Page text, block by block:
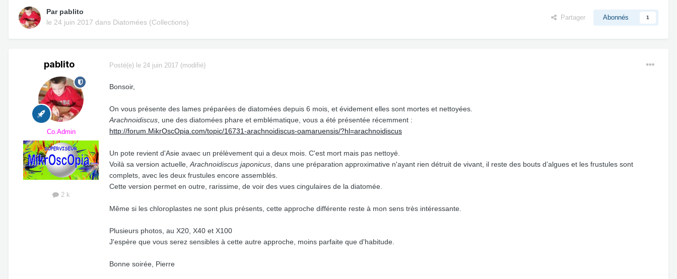
Par pablito
le 24 juin 2017 dans Diatomées (Collections)
Partager Abonnés 1
pablito
Co.Admin
2 k
Posté(e) le 24 juin 2017 (modifié)
Bonsoir,
On vous présente des lames préparées de diatomées depuis 6 mois, et évidement elles sont mortes et nettoyées.
Arachnoidiscus , une des diatomées phare et emblématique, vous a été présentée récemment :
http://forum.MikrOscOpia.com/topic/16731-arachnoidiscus-oamaruensis/?hl=arachnoidiscus
Un pote revient d'Asie avaec un prélèvement qui a deux mois. C'est mort mais pas nettoyé.
Voilà sa version actuelle, Arachnoidiscus japonicus , dans une préparation approximative n'ayant rien détruit de vivant, il reste des bouts d’algues et les frustules sont
complets, avec les deux frustules encore assemblés.
Cette version permet en outre, rarissime, de voir des vues cingulaires de la diatomée.
Même si les chloroplastes ne sont plus présents, cette approche différente reste à mon sens très intéressante.
Plusieurs photos, au X20, X40 et X100
J'espère que vous serez sensibles à cette autre approche, moins parfaite que d'habitude.
Bonne soirée, Pierre